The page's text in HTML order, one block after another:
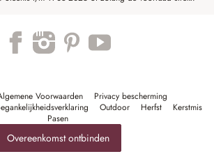
Voorwaarden
Privacy bescherming
Outdoor Herfst
Kerstmis
Pasen
Overeenkomst ontbinden